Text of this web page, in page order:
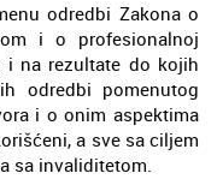
odredbi Zakona o
i o profesionalnoj
i na rezultate do kojih
odredbi pomenutog
i o onim aspektima
a sve sa ciljem
sa invaliditetom.